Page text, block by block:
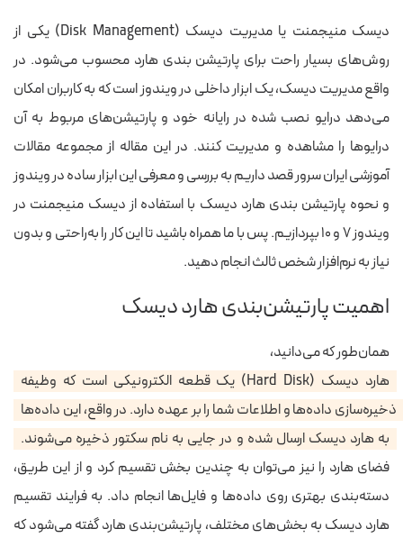
دیسک منیجمنت یا مدیریت دیسک (Disk Management) یکی از
روش‌های بسیار راحت برای پارتیشن بندی هارد محسوب می‌شود. در
واقع مدیریت دیسک، یک ابزار داخلی در ویندوز است که به کاربران امکان
می‌دهد درایو نصب شده در رایانه خود و پارتیشن‌های مربوط به آن
درایوها را مشاهده و مدیریت کنند. در این مقاله از مجموعه مقالات
آموزشی ایران سرور قصد داریم به بررسی و معرفی این ابزار ساده در ویندوز
و نحوه پارتیشن بندی هارد دیسک با استفاده از دیسک منیجمنت در
ویندوز ۷ و ۱۰ بپردازیم. پس با ما همراه باشید تا این کار را به‌راحتی و بدون
نیاز به نرم‌افزار شخص ثالث انجام دهید.
اهمیت پارتیشن‌بندی هارد دیسک
همان‌طور که می‌دانید،
هارد دیسک (Hard Disk) یک قطعه الکترونیکی است که وظیفه
ذخیره‌سازی داده‌ها و اطلاعات شما را بر عهده دارد. در واقع، این داده‌ها
به هارد دیسک ارسال شده و در جایی به نام سکتور ذخیره می‌شوند.
فضای هارد را نیز می‌توان به چندین بخش تقسیم کرد و از این طریق،
دسته‌بندی بهتری روی داده‌ها و فایل‌ها انجام داد. به فرایند تقسیم
هارد دیسک به بخش‌های مختلف، پارتیشن‌بندی هارد گفته می‌شود که